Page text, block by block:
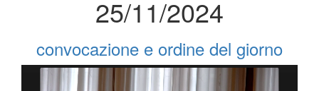
25/11/2024
convocazione e ordine del giorno